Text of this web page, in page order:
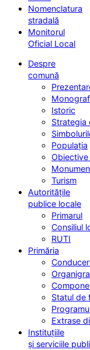
Nomenclatura
stradală
Monitorul
Oficial Local
Despre
comună
Istoric
Strategia
Populația
Turism
Autoritățile
publice locale
Primarul
Consiliul
RUTI
Primăria
Statul de
Extrase
Instituțiile
și serviciile